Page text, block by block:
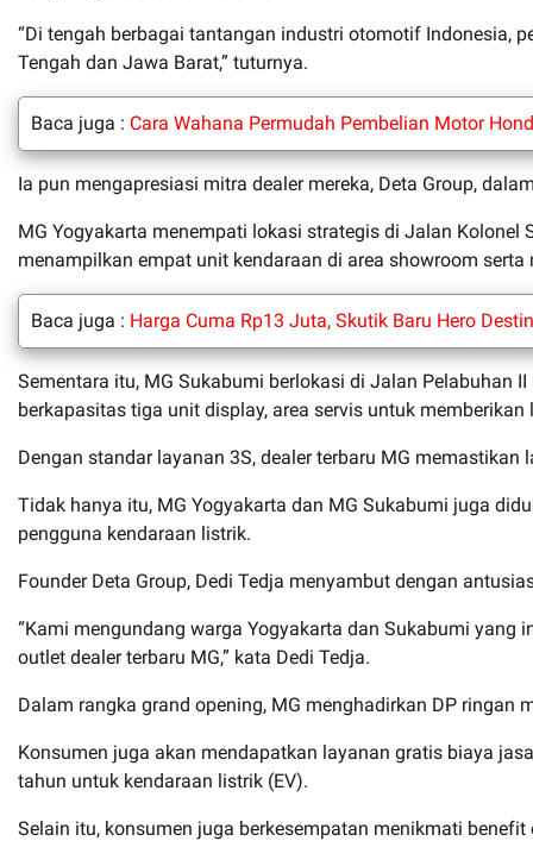
“Di tengah berbagai tantangan industri otomotif Indonesia,
Tengah dan Jawa Barat,” tuturnya.
Baca juga : Cara Wahana Permudah Pembelian Motor
Ia pun mengapresiasi mitra dealer mereka, Deta Group,
MG Yogyakarta menempati lokasi strategis di Jalan
menampilkan empat unit kendaraan di area showroom serta
Baca juga : Harga Cuma Rp13 Juta, Skutik Baru Hero
Sementara itu, MG Sukabumi berlokasi di Jalan Pelabuhan
berkapasitas tiga unit display, area servis untuk
Dengan standar layanan 3S, dealer terbaru MG
Tidak hanya itu, MG Yogyakarta dan MG Sukabumi juga
pengguna kendaraan listrik.
Founder Deta Group, Dedi Tedja menyambut dengan
“Kami mengundang warga Yogyakarta dan Sukabumi
outlet dealer terbaru MG,” kata Dedi Tedja.
Dalam rangka grand opening, MG menghadirkan DP ringan
Konsumen juga akan mendapatkan layanan gratis biaya
tahun untuk kendaraan listrik (EV).
Selain itu, konsumen juga berkesempatan menikmati